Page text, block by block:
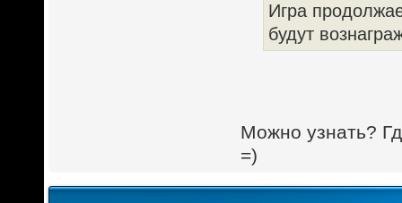
Игра
будут
Можно узнать?
=)